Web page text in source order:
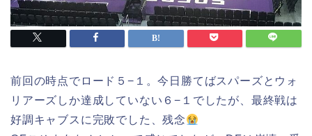
前回の時点でロード５−１。今日勝てばスパーズとウォ
リアーズしか達成していない６−１でしたが、最終戦は
好調キャブスに完敗でした、残念